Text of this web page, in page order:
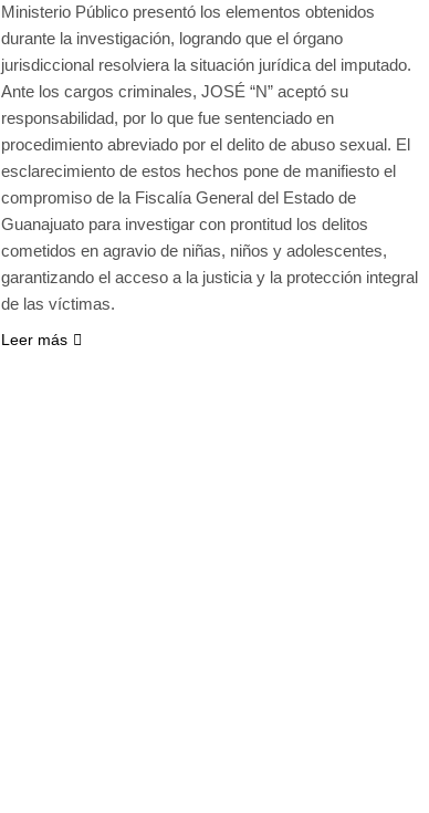
Ministerio Público presentó los elementos obtenidos
durante la investigación, logrando que el órgano
jurisdiccional resolviera la situación jurídica del imputado.
Ante los cargos criminales, JOSÉ “N” aceptó su
responsabilidad, por lo que fue sentenciado en
procedimiento abreviado por el delito de abuso sexual. El
esclarecimiento de estos hechos pone de manifiesto el
compromiso de la Fiscalía General del Estado de
Guanajuato para investigar con prontitud los delitos
cometidos en agravio de niñas, niños y adolescentes,
garantizando el acceso a la justicia y la protección integral
de las víctimas.
Leer más